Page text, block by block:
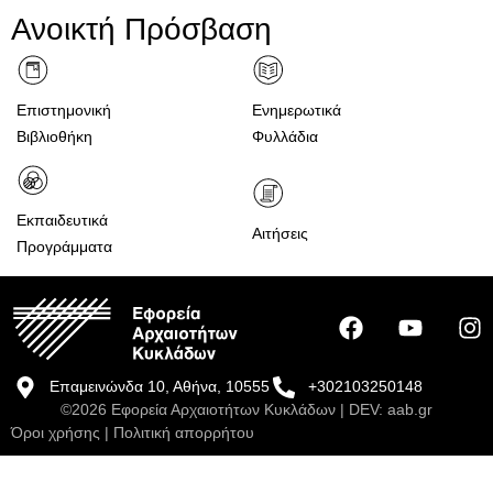
Ανοικτή Πρόσβαση
Επιστημονική
Βιβλιοθήκη
Ενημερωτικά
Φυλλάδια
Εκπαιδευτικά
Προγράμματα
Αιτήσεις
Επαμεινώνδα 10, Αθήνα, 10555
+302103250148
©2026 Εφορεία Αρχαιοτήτων Κυκλάδων | DEV: aab.gr
Όροι χρήσης | Πολιτική απορρήτου